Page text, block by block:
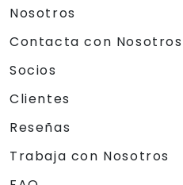
Nosotros
Contacta con Nosotros
Socios
Clientes
Reseñas
Trabaja con Nosotros